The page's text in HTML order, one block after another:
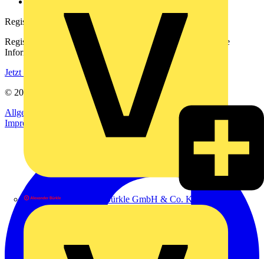
Alexander Bürkle GmbH & Co. KG
Registrierung
Registrieren Sie sich kostenlos und erhalten Sie stets aktuelle
Informationen aus der Elektroindustrie.
Jetzt registrieren
© 2002-
Voltimum
Allgemeine Geschäftsbedingungen
Datenschutzerklärung
Impressum